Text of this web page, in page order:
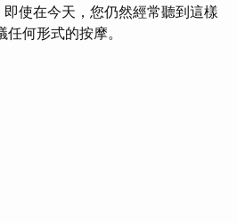
即使在今天，您仍然經常聽到這樣
何形式的按摩。